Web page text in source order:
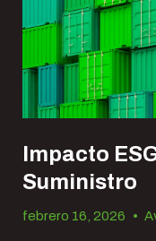
Impacto
Suministro
febrero 16, 2026 •